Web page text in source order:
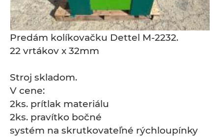
Predám kolíkovačku Dettel M-2232.
22 vrtákov x 32mm
Stroj skladom.
V cene:
2ks. prítlak materiálu
2ks. pravítko bočné
systém na skrutkovateľné rýchloupínky